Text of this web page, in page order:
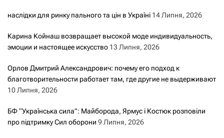
наслідки для ринку пального та цін в Україні 14 Липня, 2026
Карина Койнаш возвращает высокой моде индивидуальность,
эмоции и настоящее искусство 13 Липня, 2026
Орлов Дмитрий Александрович: почему его подход к
благотворительности работает там, где другие не выдерживают
10 Липня, 2026
БФ “Українська сила”: Майборода, Ярмус і Костюк розповіли
про підтримку Сил оборони 9 Липня, 2026